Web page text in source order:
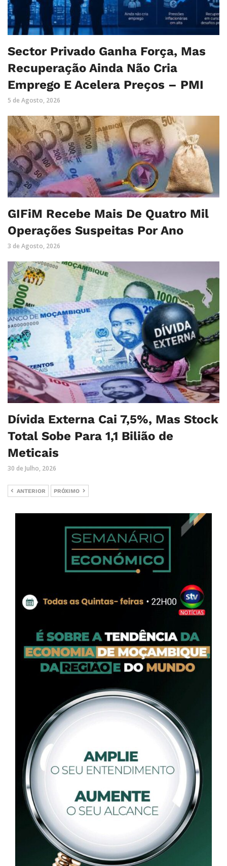
Sector Privado Ganha Força, Mas
Recuperação Ainda Não Cria
Emprego E Acelera Preços – PMI
5 de Agosto, 2026
GIFiM Recebe Mais De Quatro Mil
Operações Suspeitas Por Ano
3 de Agosto, 2026
Dívida Externa Cai 7,5%, Mas Stock
Total Sobe Para 1,1 Bilião de
Meticais
30 de Julho, 2026
ANTERIOR PRÓXIMO